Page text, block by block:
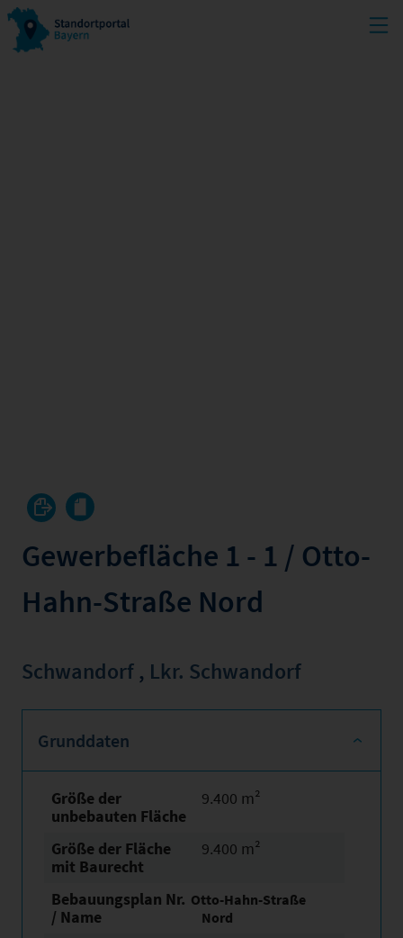
Gewerbefläche 1 - 1 / Otto-
Hahn-Straße Nord
Schwandorf , Lkr. Schwandorf
Grunddaten
Größe der
unbebauten Fläche
9.400 m²
Größe der Fläche
mit Baurecht
9.400 m²
Bebauungsplan Nr.
/ Name
Otto-Hahn-Straße
Nord